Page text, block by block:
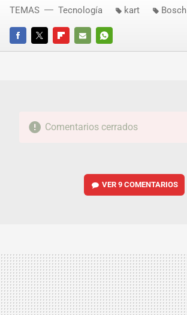
FACEBOOKTWITTERFLIPBOARD
E-
WHATSAPP
TEMAS Tecnología kart Bosch
Comentarios cerrados
VER9 COMENTARIOS